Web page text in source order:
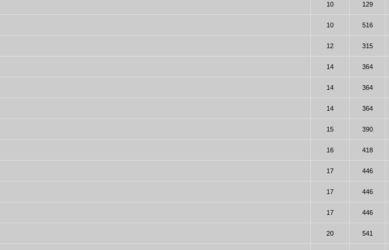
10 129
10 516
12 315
14 364
14 364
14 364
15 390
16 418
17 446
17 446
17 446
20 541